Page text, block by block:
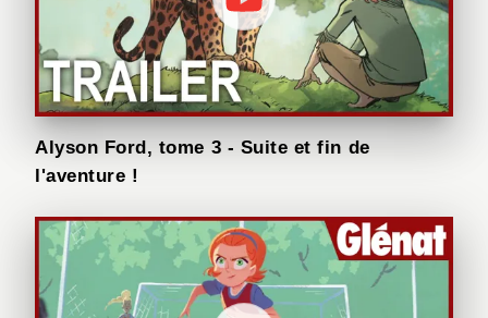
Alyson Ford, tome 3 - Suite et fin de
l'aventure !